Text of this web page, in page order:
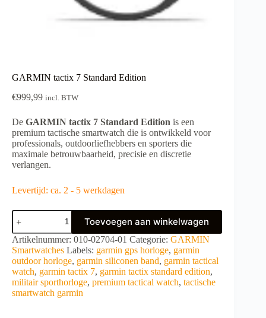
GARMIN tactix 7 Standard Edition
€999,99 incl. BTW
De GARMIN tactix 7 Standard Edition is een
premium tactische smartwatch die is ontwikkeld voor
professionals, outdoorliefhebbers en sporters die
maximale betrouwbaarheid, precisie en discretie
verlangen.
Levertijd: ca. 2 - 5 werkdagen
GARMIN
tactix
7
Standard
Edition
aantal
Toevoegen aan winkelwagen
A
l
t
e
r
n
Artikelnummer: 010-02704-01 Categorie: GARMIN
Smartwatches Labels: garmin gps horloge, garmin
outdoor horloge, garmin siliconen band, garmin tactical
watch, garmin tactix 7, garmin tactix standard edition,
militair sporthorloge, premium tactical watch, tactische
smartwatch garmin